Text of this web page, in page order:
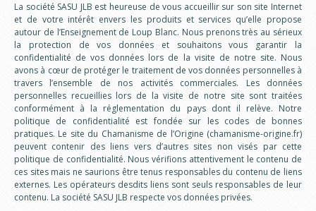
La société SASU JLB est heureuse de vous accueillir sur son site Internet
et de votre intérêt envers les produits et services qu’elle propose
autour de l’Enseignement de Loup Blanc. Nous prenons très au sérieux
la protection de vos données et souhaitons vous garantir la
confidentialité de vos données lors de la visite de notre site. Nous
avons à cœur de protéger le traitement de vos données personnelles à
travers l’ensemble de nos activités commerciales. Les données
personnelles recueillies lors de la visite de notre site sont traitées
conformément à la réglementation du pays dont il relève. Notre
politique de confidentialité est fondée sur les codes de bonnes
pratiques. Le site du Chamanisme de l’Origine (chamanisme-origine.fr)
peuvent contenir des liens vers d’autres sites non visés par cette
politique de confidentialité. Nous vérifions attentivement le contenu de
ces sites mais ne saurions être tenus responsables du contenu de liens
externes. Les opérateurs desdits liens sont seuls responsables de leur
contenu. La société SASU JLB respecte vos données privées.